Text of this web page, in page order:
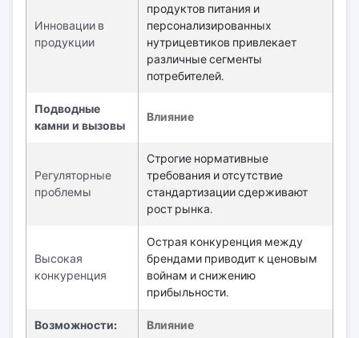
Инновации в
продукции
продуктов питания и
персонализированных
нутрицевтиков привлекает
различные сегменты
потребителей.
Подводные
камни и вызовы
Влияние
Регуляторные
проблемы
Строгие нормативные
требования и отсутствие
стандартизации сдерживают
рост рынка.
Высокая
конкуренция
Острая конкуренция между
брендами приводит к ценовым
войнам и снижению
прибыльности.
Возможности: Влияние